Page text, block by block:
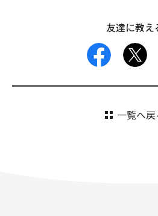
友達に教え
facebook
一覧へ戻